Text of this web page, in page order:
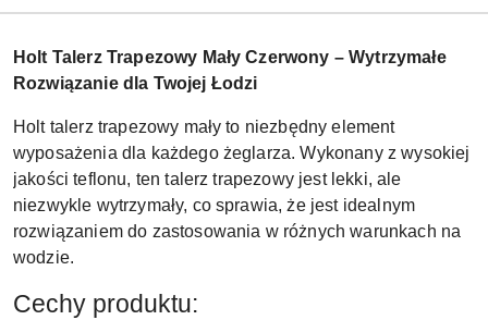
Holt Talerz Trapezowy Mały Czerwony – Wytrzymałe
Rozwiązanie dla Twojej Łodzi
Holt talerz trapezowy mały to niezbędny element
wyposażenia dla każdego żeglarza. Wykonany z wysokiej
jakości teflonu, ten talerz trapezowy jest lekki, ale
niezwykle wytrzymały, co sprawia, że jest idealnym
rozwiązaniem do zastosowania w różnych warunkach na
wodzie.
Cechy produktu: